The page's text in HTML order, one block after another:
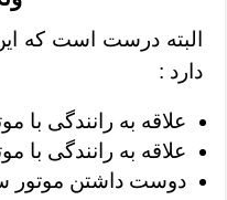
البته درست است که
دارد :
علاقه به رانندگی با
علاقه به رانندگی با
دوست داشتن موتور